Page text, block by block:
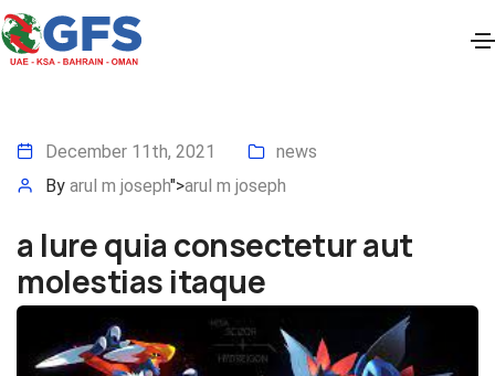
December 11th, 2021
news
By arul m joseph">arul m joseph
a Iure quia consectetur aut
molestias itaque